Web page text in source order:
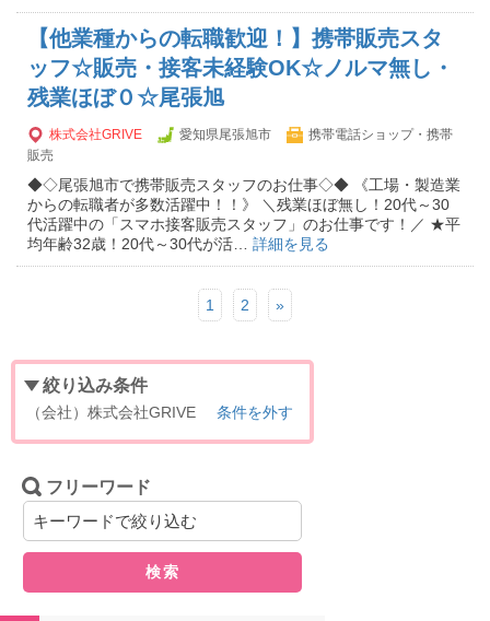
【他業種からの転職歓迎！】携帯販売スタ
ッフ☆販売・接客未経験OK☆ノルマ無し・
残業ほぼ０☆尾張旭
株式会社GRIVE 愛知県尾張旭市
携帯電話ショップ・携帯
販売
◆◇尾張旭市で携帯販売スタッフのお仕事◇◆ 《工場・製造業
からの転職者が多数活躍中！！》 ＼残業ほぼ無し！20代～30
代活躍中の「スマホ接客販売スタッフ」のお仕事です！／ ★平
均年齢32歳！20代～30代が活… 詳細を見る
1 2 »
絞り込み条件
（会社）株式会社GRIVE 条件を外す
フリーワード
検索